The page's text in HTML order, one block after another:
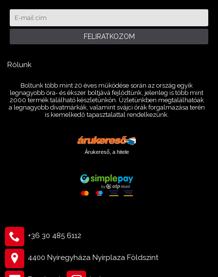
FELIRATKOZOM
Rólunk
Boltunk több mint 20 éves működése során az ország egyik
legnagyobb óra- és ékszer boltjává fejlődtünk, jelenleg is több mint
2000 termék található készletünkön. Üzletünkben megtalálhatóak
a legnagyobb divatmárkák, valamint svájci órák forgalmazása terén
is kiemelkedő tapasztalattal rendelkezünk.
Árukereső, a hitele
+36 30 485 6112
4400 Nyíregyháza Nyírplaza Földszint